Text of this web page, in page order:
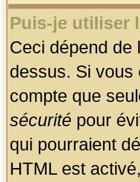
Puis-je utiliser
Ceci dépend de
dessus. Si vous
compte que
sécurité pour
qui pourraient
HTML est